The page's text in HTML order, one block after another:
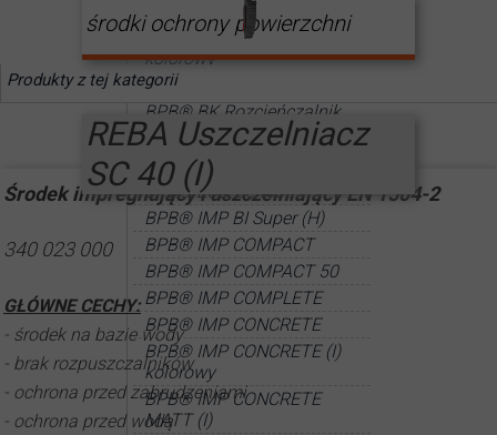
środki ochrony powierzchni
REBA Uszczelniacz
SC 40 (I)
Środek impregnujący i uszczelniający EN 1504-2
340 023 000
GŁÓWNE CECHY:
- środek na bazie wody
- brak rozpuszczalników
- ochrona przed zabrudzeniami
- ochrona przed wodą
Produkty z tej kategorii
BPB® Bejca do betonu
kolorowy
BPB® BK kolorowy
BPB® BK Rozcieńczalnik
BPB® BL kolorowy
BPB® BL Rozcieńczalnik
BPB® ECO Defrost
BPB® IMP BI Super (H)
BPB® IMP COMPACT
BPB® IMP COMPACT 50
BPB® IMP COMPLETE
BPB® IMP CONCRETE
BPB® IMP CONCRETE (I)
kolorowy
BPB® IMP CONCRETE
MATT (I)